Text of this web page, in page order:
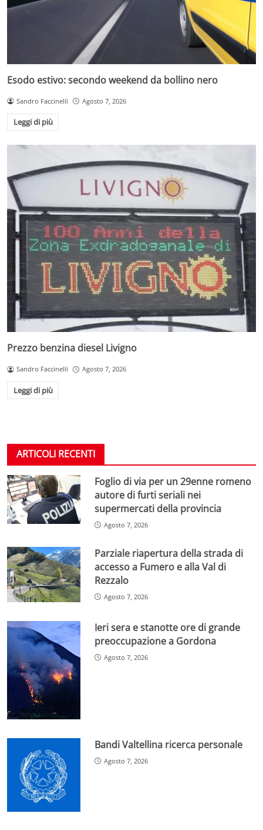
Esodo estivo: secondo weekend da bollino nero
Sandro Faccinelli Agosto 7, 2026
Leggi di più
Prezzo benzina diesel Livigno
Sandro Faccinelli Agosto 7, 2026
Leggi di più
ARTICOLI RECENTI
Foglio di via per un 29enne romeno
autore di furti seriali nei
supermercati della provincia
Agosto 7, 2026
Parziale riapertura della strada di
accesso a Fumero e alla Val di
Rezzalo
Agosto 7, 2026
Ieri sera e stanotte ore di grande
preoccupazione a Gordona
Agosto 7, 2026
Bandi Valtellina ricerca personale
Agosto 7, 2026